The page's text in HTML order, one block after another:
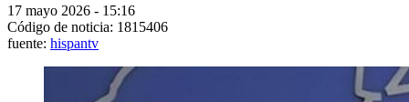
17 mayo 2026 - 15:16
Código de noticia: 1815406
fuente: hispantv